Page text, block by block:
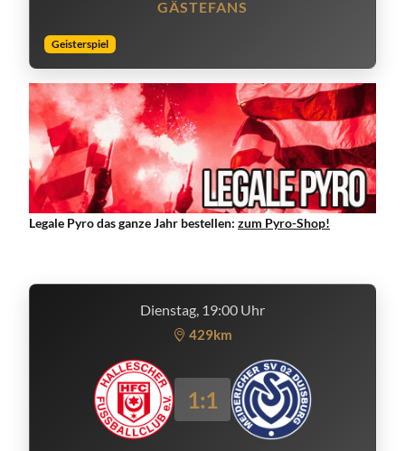
GÄSTEFANS
Geisterspiel
Legale Pyro das ganze Jahr bestellen: zum Pyro-Shop!
Dienstag, 19:00 Uhr
429km
1:1